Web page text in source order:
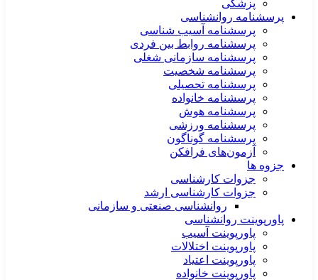
پزشکی
پرسشنامه روانشناسی
پرسشنامه آسیب شناسی
پرسشنامه روابط بین فردی
پرسشنامه سازمانی شغلی
پرسشنامه شخصیت
پرسشنامه تحصیلی
پرسشنامه خانواده
پرسشنامه هوش
پرسشنامه ورزشی
پرسشنامه گوناگون
آزمون‌های فرافکن
جزوه ها
جزوات کارشناسی
جزوات کارشناسی ارشد
روانشناسی صنعتی و سازمانی
پاورپوینت روانشناسی
پاورپوینت آسیب
پاورپوینت اختلالات
پاورپوینت اعتیاد
پاورپوینت خانواده